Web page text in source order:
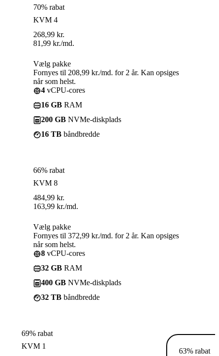
70% rabat
KVM 4
268,99 kr.
81,99 kr./md.
Vælg pakke
Fornyes til 208,99 kr./md. for 2 år. Kan opsiges
når som helst.
4 vCPU-cores
16 GB RAM
200 GB NVMe-diskplads
16 TB båndbredde
66% rabat
KVM 8
484,99 kr.
163,99 kr./md.
Vælg pakke
Fornyes til 372,99 kr./md. for 2 år. Kan opsiges
når som helst.
8 vCPU-cores
32 GB RAM
400 GB NVMe-diskplads
32 TB båndbredde
69% rabat
KVM 1
63% rabat